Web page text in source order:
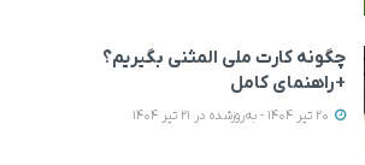
چگونه کارت ملی المثنی بگیریم؟
+راهنمای کامل